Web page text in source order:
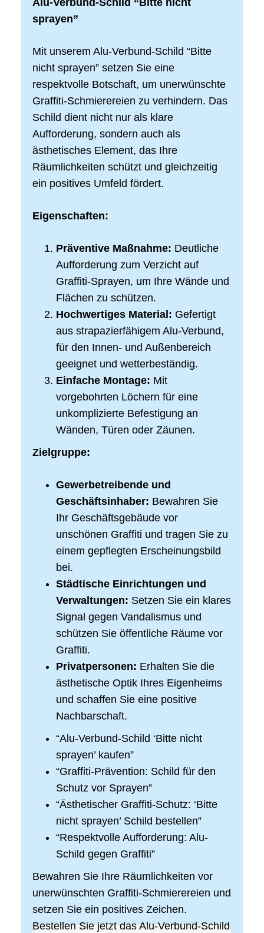
Alu-Verbund-Schild “Bitte nicht
sprayen”
Mit unserem Alu-Verbund-Schild “Bitte
nicht sprayen” setzen Sie eine
respektvolle Botschaft, um unerwünschte
Graffiti-Schmierereien zu verhindern. Das
Schild dient nicht nur als klare
Aufforderung, sondern auch als
ästhetisches Element, das Ihre
Räumlichkeiten schützt und gleichzeitig
ein positives Umfeld fördert.
Eigenschaften:
Präventive Maßnahme: Deutliche
Aufforderung zum Verzicht auf
Graffiti-Sprayen, um Ihre Wände und
Flächen zu schützen.
Hochwertiges Material: Gefertigt
aus strapazierfähigem Alu-Verbund,
für den Innen- und Außenbereich
geeignet und wetterbeständig.
Einfache Montage: Mit
vorgebohrten Löchern für eine
unkomplizierte Befestigung an
Wänden, Türen oder Zäunen.
Zielgruppe:
Gewerbetreibende und
Geschäftsinhaber: Bewahren Sie
Ihr Geschäftsgebäude vor
unschönen Graffiti und tragen Sie zu
einem gepflegten Erscheinungsbild
bei.
Städtische Einrichtungen und
Verwaltungen: Setzen Sie ein klares
Signal gegen Vandalismus und
schützen Sie öffentliche Räume vor
Graffiti.
Privatpersonen: Erhalten Sie die
ästhetische Optik Ihres Eigenheims
und schaffen Sie eine positive
Nachbarschaft.
“Alu-Verbund-Schild ‘Bitte nicht
sprayen’ kaufen”
“Graffiti-Prävention: Schild für den
Schutz vor Sprayen”
“Ästhetischer Graffiti-Schutz: ‘Bitte
nicht sprayen’ Schild bestellen”
“Respektvolle Aufforderung: Alu-
Schild gegen Graffiti”
Bewahren Sie Ihre Räumlichkeiten vor
unerwünschten Graffiti-Schmierereien und
setzen Sie ein positives Zeichen.
Bestellen Sie jetzt das Alu-Verbund-Schild